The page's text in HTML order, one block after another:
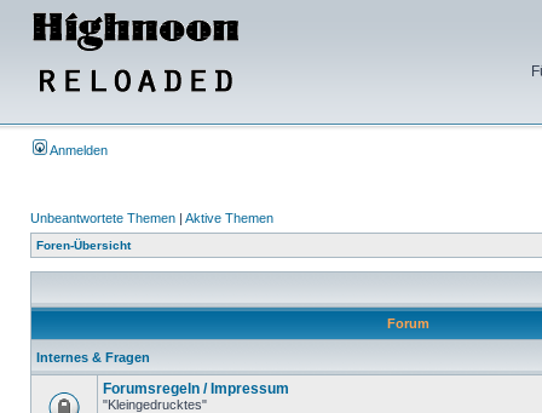
Anmelden
Unbeantwortete Themen | Aktive Themen
Foren-Übersicht
Forum
Internes & Fragen
Forumsregeln / Impressum
"Kleingedrucktes"